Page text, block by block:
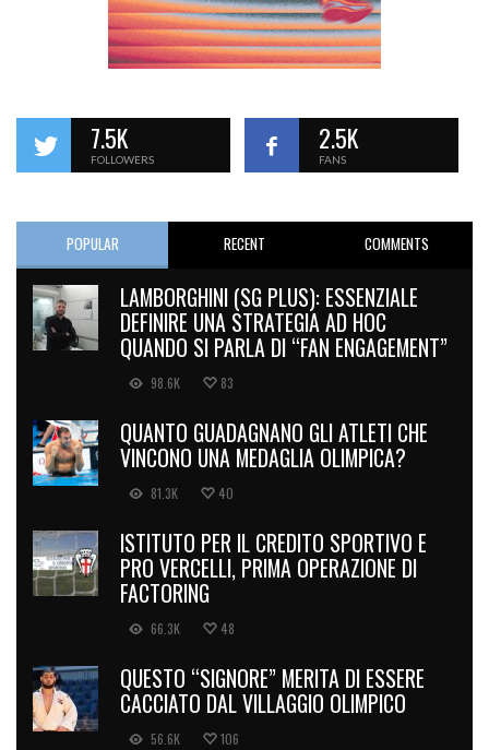
7.5K
FOLLOWERS
2.5K
FANS
POPULAR RECENT COMMENTS
LAMBORGHINI (SG PLUS): ESSENZIALE
DEFINIRE UNA STRATEGIA AD HOC
QUANDO SI PARLA DI “FAN ENGAGEMENT”
98.6K 83
QUANTO GUADAGNANO GLI ATLETI CHE
VINCONO UNA MEDAGLIA OLIMPICA?
81.3K 40
ISTITUTO PER IL CREDITO SPORTIVO E
PRO VERCELLI, PRIMA OPERAZIONE DI
FACTORING
66.3K 48
QUESTO “SIGNORE” MERITA DI ESSERE
CACCIATO DAL VILLAGGIO OLIMPICO
56.6K 106